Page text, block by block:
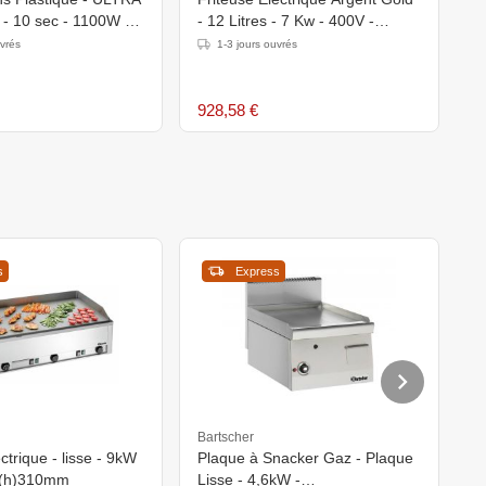
10 sec - 1100W -
XXL
- 12 Litres - 7 Kw - 400V -
31x52x(h)42cm
1-3 jours ouvrés
928,58 €
- lisse - 9kW
Express
Bartscher
Plaque à Snacker Gaz - Plaque
Lisse - 4,6kW -